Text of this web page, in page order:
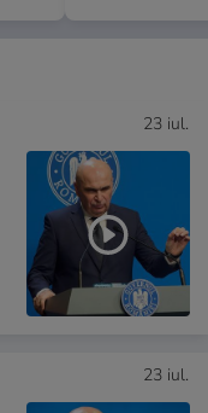
23 iul.
23 iul.